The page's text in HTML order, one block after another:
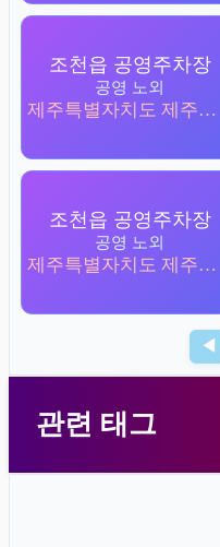
조천읍 공영주차장
공영 노외
제주특별자치도 제주시 조천읍 함덕리 3113-2
조천읍 공영주차장
공영 노외
제주특별자치도 제주시 조천읍 조천리 2804-1
◀
관련 태그